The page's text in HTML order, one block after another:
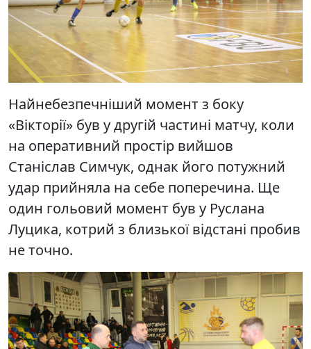
Найнебезпечніший момент з боку
«Вікторії» був у другій частині матчу, коли
на оперативний простір вийшов
Станіслав Симчук, однак його потужний
удар прийняла на себе поперечина. Ще
один гольовий момент був у Руслана
Луцика, котрий з близької відстані пробив
не точно.